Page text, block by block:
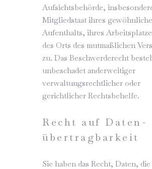
Aufsichtsbehörde,
Mitgliedstaat ihres
Aufenthalts, ihres
des Orts des mutmaßlichen
zu. Das Beschwerderecht
unbeschadet anderweitiger
verwaltungsrechtlicher oder
gerichtlicher Rechtsbehelfe.
Recht auf Daten­
übertrag­barkeit
Sie haben das Recht, Daten,